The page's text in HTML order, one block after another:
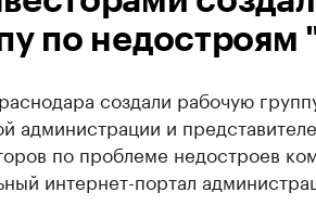
по
создали рабочую
администрации и
по проблеме недостроев
интернет-портал